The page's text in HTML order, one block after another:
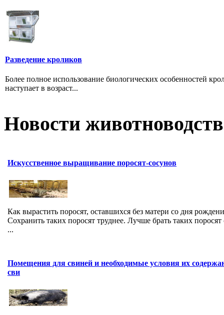
Разведение кроликов
Более полное использование биологических особенностей
наступает в возраст...
Новости
Искусственное выращивание поросят-сосунов
Как вырастить поросят, оставшихся без матери со дня
Сохранить таких поросят труднее. Луч­ше брать таких поросят
...
Помещения для свиней и необходимые условия их
сви